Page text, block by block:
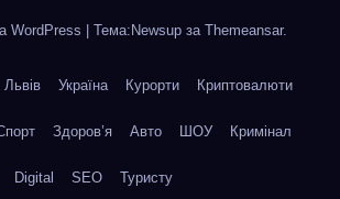
WordPress | Тема:Newsup за Themeansar.
Львів Україна Курорти Криптовалюти
Здоров’я Авто ШОУ Кримінал
Digital SEO Туристу